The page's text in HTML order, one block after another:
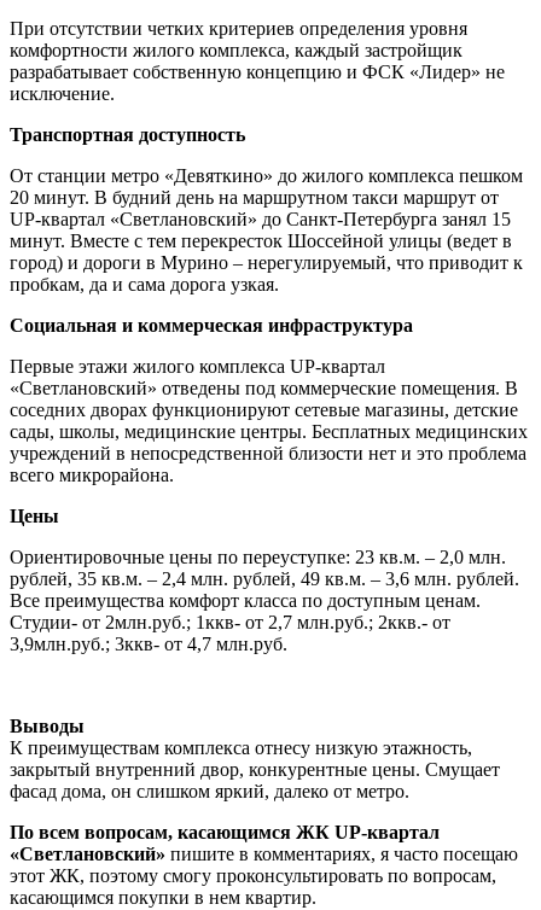
При отсутствии четких критериев определения уровня
комфортности жилого комплекса, каждый застройщик
разрабатывает собственную концепцию и ФСК «Лидер» не
исключение.
Транспортная доступность
От станции метро «Девяткино» до жилого комплекса пешком
20 минут. В будний день на маршрутном такси маршрут от
UP-квартал «Светлановский» до Санкт-Петербурга занял 15
минут. Вместе с тем перекресток Шоссейной улицы (ведет в
город) и дороги в Мурино – нерегулируемый, что приводит к
пробкам, да и сама дорога узкая.
Социальная и коммерческая инфраструктура
Первые этажи жилого комплекса UP-квартал
«Светлановский» отведены под коммерческие помещения. В
соседних дворах функционируют сетевые магазины, детские
сады, школы, медицинские центры. Бесплатных медицинских
учреждений в непосредственной близости нет и это проблема
всего микрорайона.
Цены
Ориентировочные цены по переуступке: 23 кв.м. – 2,0 млн.
рублей, 35 кв.м. – 2,4 млн. рублей, 49 кв.м. – 3,6 млн. рублей.
Все преимущества комфорт класса по доступным ценам.
Студии- от 2млн.руб.; 1ккв- от 2,7 млн.руб.; 2ккв.- от
3,9млн.руб.; 3ккв- от 4,7 млн.руб.
Выводы
К преимуществам комплекса отнесу низкую этажность,
закрытый внутренний двор, конкурентные цены. Смущает
фасад дома, он слишком яркий, далеко от метро.
По всем вопросам, касающимся ЖК UP-квартал
«Светлановский» пишите в комментариях, я часто посещаю
этот ЖК, поэтому смогу проконсультировать по вопросам,
касающимся покупки в нем квартир.